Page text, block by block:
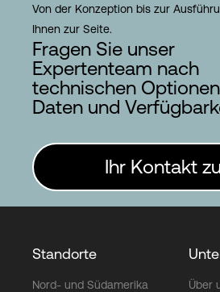
Von der Konzeption bis zur
Ihnen zur Seite.
Fragen Sie unser
Expertenteam nach
technischen
Daten und
Ihr Kontakt
Standorte
Nord- und Südamerika Über